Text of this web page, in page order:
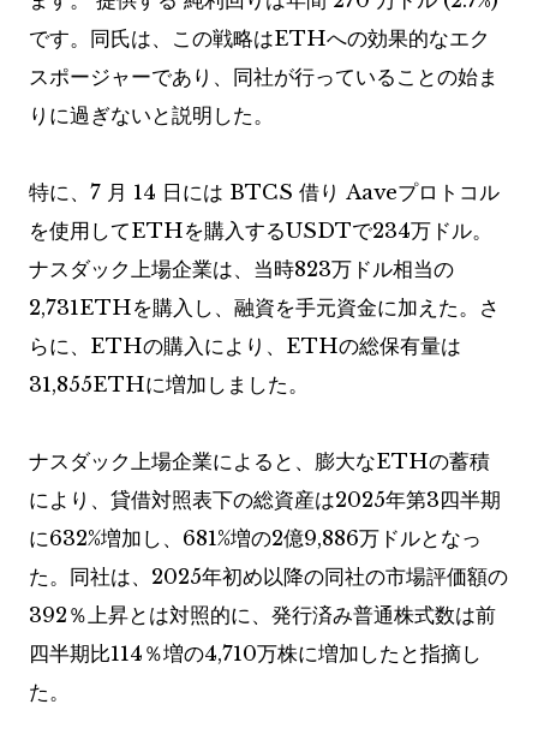
です。同氏は、この戦略はETHへの効果的なエク
スポージャーであり、同社が行っていることの始ま
りに過ぎないと説明した。
特に、7 月 14 日には BTCS 借り Aaveプロトコル
を使用してETHを購入するUSDTで234万ドル。
ナスダック上場企業は、当時823万ドル相当の
2,731ETHを購入し、融資を手元資金に加えた。さ
らに、ETHの購入により、ETHの総保有量は
31,855ETHに増加しました。
ナスダック上場企業によると、膨大なETHの蓄積
により、貸借対照表下の総資産は2025年第3四半期
に632%増加し、681%増の2億9,886万ドルとなっ
た。同社は、2025年初め以降の同社の市場評価額の
392％上昇とは対照的に、発行済み普通株式数は前
四半期比114％増の4,710万株に増加したと指摘し
た。